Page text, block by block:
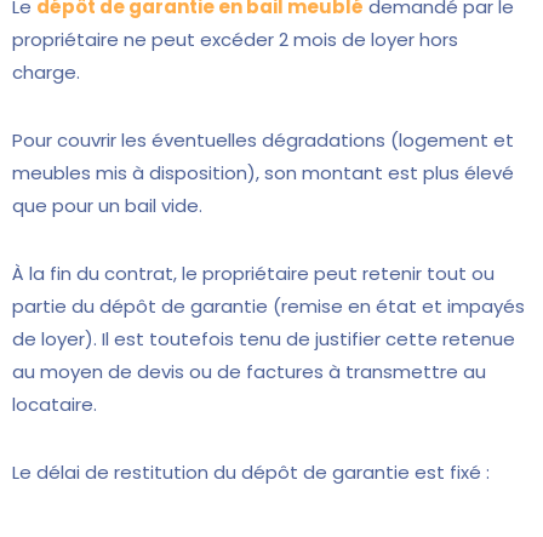
Le dépôt de garantie en bail meublé demandé par le
propriétaire ne peut excéder 2 mois de loyer hors
charge.
Pour couvrir les éventuelles dégradations (logement et
meubles mis à disposition), son montant est plus élevé
que pour un bail vide.
À la fin du contrat, le propriétaire peut retenir tout ou
partie du dépôt de garantie (remise en état et impayés
de loyer). Il est toutefois tenu de justifier cette retenue
au moyen de devis ou de factures à transmettre au
locataire.
Le délai de restitution du dépôt de garantie est fixé :